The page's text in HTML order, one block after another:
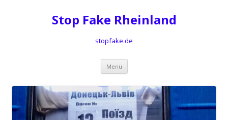
Stop Fake Rheinland
stopfake.de
Menü Springe
Inhalt